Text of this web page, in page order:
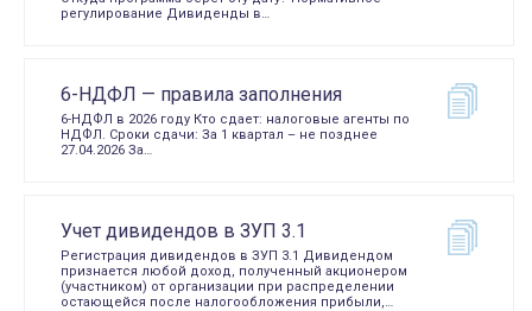
регулирование Дивиденды в…
6-НДФЛ — правила заполнения
6-НДФЛ в 2026 году Кто сдает: налоговые агенты по
НДФЛ. Сроки сдачи: За 1 квартал – не позднее
27.04.2026 За…
Учет дивидендов в ЗУП 3.1
Регистрация дивидендов в ЗУП 3.1 Дивидендом
признается любой доход, полученный акционером
(участником) от организации при распределении
остающейся после налогообложения прибыли,…